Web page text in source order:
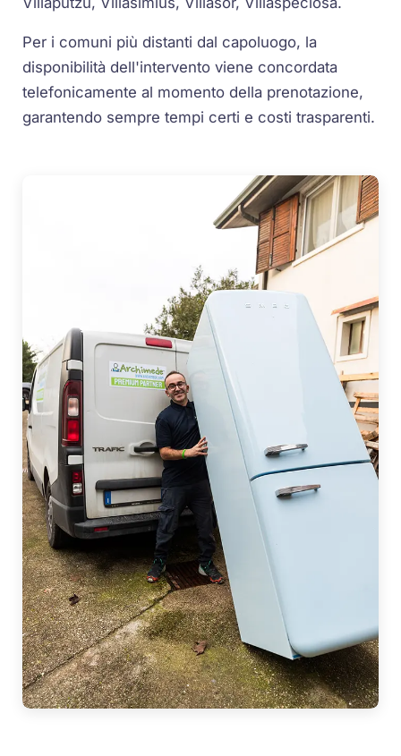
Per i comuni più distanti dal capoluogo, la
disponibilità dell'intervento viene concordata
telefonicamente al momento della prenotazione,
garantendo sempre tempi certi e costi trasparenti.